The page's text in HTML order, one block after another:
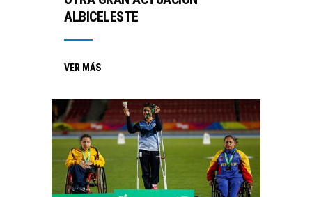
ALBICELESTE
VER MÁS